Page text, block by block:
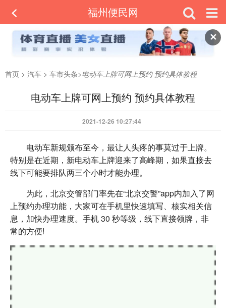
✕
福州便民网
首页 > 汽车 > 车市头条>电动车上牌可网上预约 预约具体教程
电动车上牌可网上预约 预约具体教程
2021-12-26 10:27:44
电动车新规颁布至今，最让人头疼的事莫过于上牌。
特别是在近期，新电动车上牌迎来了高峰期，如果直接去
线下可能要排队两三个小时才能办理。
为此，北京交管部门率先在“北京交警”app内加入了网
上预约办理功能，大家可在手机里快速填写、核实相关信
息，加快办理速度。手机 30 秒等级，线下直接领牌，非
常的方便!